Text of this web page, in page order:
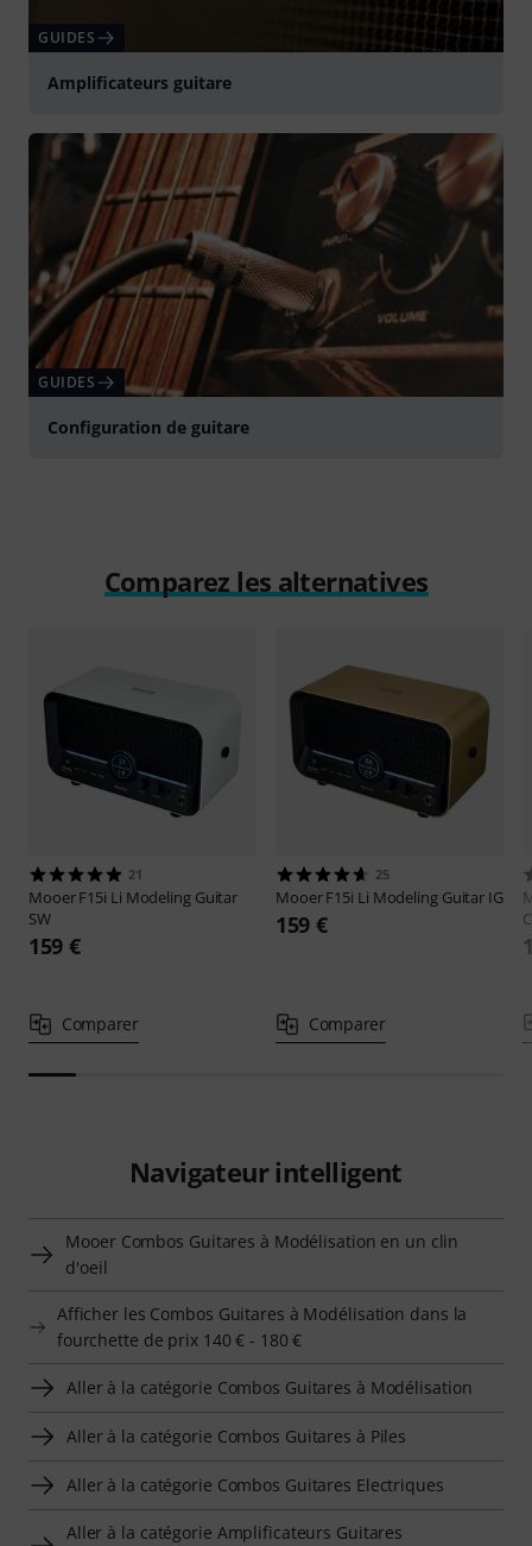
GUIDES
Amplificateurs guitare
GUIDES
Configuration de guitare
Comparez les alternatives
21
MooerF15i Li Modeling Guitar
SW
159 €
Comparer
25
MooerF15i Li Modeling Guitar IG
159 €
Comparer
Navigateur intelligent
Mooer Combos Guitares à Modélisation en un clin
d'oeil
Afficher les Combos Guitares à Modélisation dans la
fourchette de prix 140 € - 180 €
Aller à la catégorie Combos Guitares à Modélisation
Aller à la catégorie Combos Guitares à Piles
Aller à la catégorie Combos Guitares Electriques
Aller à la catégorie Amplificateurs Guitares